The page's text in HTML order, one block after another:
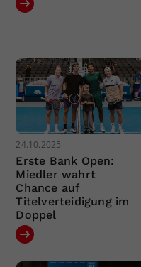
24.10.2025
Erste Bank Open:
Miedler wahrt
Chance auf
Titelverteidigung im
Doppel